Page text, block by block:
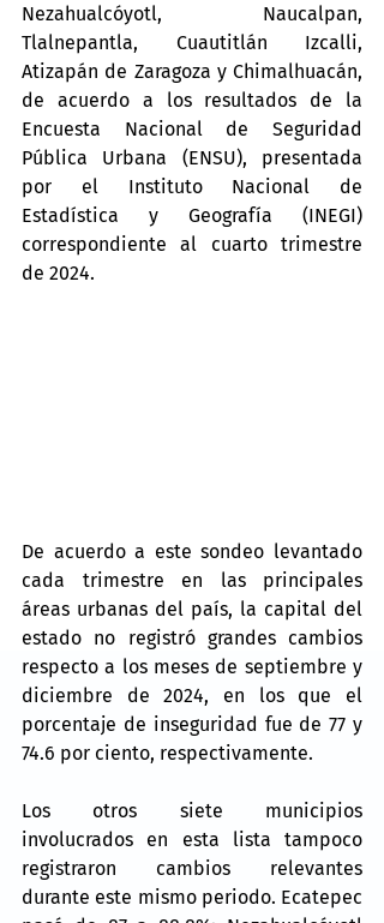
Nezahualcóyotl, Naucalpan,
Tlalnepantla, Cuautitlán Izcalli,
Atizapán de Zaragoza y Chimalhuacán,
de acuerdo a los resultados de la
Encuesta Nacional de Seguridad
Pública Urbana (ENSU), presentada
por el Instituto Nacional de
Estadística y Geografía (INEGI)
correspondiente al cuarto trimestre
de 2024.
De acuerdo a este sondeo levantado
cada trimestre en las principales
áreas urbanas del país, la capital del
estado no registró grandes cambios
respecto a los meses de septiembre y
diciembre de 2024, en los que el
porcentaje de inseguridad fue de 77 y
74.6 por ciento, respectivamente.
Los otros siete municipios
involucrados en esta lista tampoco
registraron cambios relevantes
durante este mismo periodo. Ecatepec